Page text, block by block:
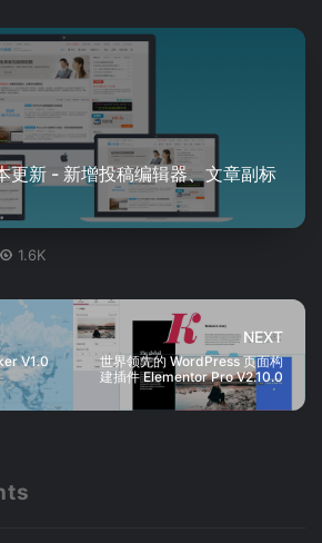
更新 - 新增投稿编辑器、文章副标
1.6K
V1.0
NEXT
世界领先的 WordPress 页面构
建插件 Elementor Pro V2.10.0